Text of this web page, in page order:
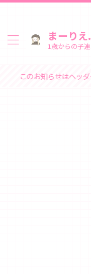
まーり
1歳からの子
お知らせはヘッダー画像